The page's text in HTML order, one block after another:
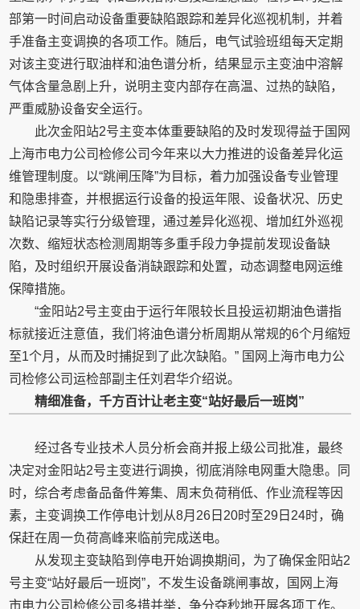
部第一时间启动设备重要缺陷跟踪和差异化巡视机制，并着
手准备主变调换的各项工作。随后，电气试验班组每天定期
对该主变进行取油样和油色谱分析，结果显示主变油中溶解
气体含量急剧上升，说明主变内部存在高温、过热的缺陷，
严重威胁设备安全运行。
此次金阳站2号主变本体重要缺陷的及时发现得益于国网
上海市电力公司检修公司今年来以大力推进的设备差异化运
维管理制度。以“跳闸压降”为目标，着力加强设备专业管理
和隐患排查，并根据运行设备的投运年限、设备状况、历史
缺陷记录等实行分级管理，通过差异化巡视、增加红外巡视
次数、缩短状态检测周期等多重手段力争提前发现设备缺
陷，及时组织开展设备消缺跟踪和处置，动态调整电网运维
保障措施。
“金阳站2号主变由于运行年限较长且投运初期油色谱指
标就接近注意值，我们将油色谱分析周期从常规的6个月缩短
至1个月，从而及时捕捉到了此次缺陷。” 国网上海市电力公
司检修公司运检部副主任刘君华介绍说。
精细准备，千方百计让老主变“站好最后一班岗”
经过各专业技术人员分析会商并报上级公司批准，最终
决定对金阳站2号主变进行调换，彻底消除电网重大隐患。同
时，综合考虑备品备件筹集、周末负荷稍低、作业流程等因
素，主变调换工作停电计划从8月26日20时至29日24时，确
保赶在周一负荷高峰来临前完成送电。
从发现主变缺陷到停电开始调换期间，为了确保金阳站2
号主变“站好最后一班岗”，不发生设备跳闸事故，国网上海
市电力公司检修公司多措并举，争分夺秒地开展各项工作。